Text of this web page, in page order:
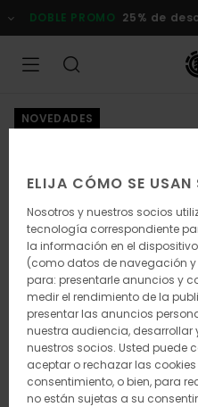
la
DOBLE PROMO 25% de
NOVEDADES
ELIJA CÓMO SE USAN
Nosotros y nuestros socios
tecnología correspondiente
la información en el
(como datos de navegación y
para: presentarle anuncios y
medir el rendimiento de la
presentar las anuncios
nuestra audiencia, desarrollar
nuestros socios. Usted puede
aceptar o rechazar las
consentimiento, o bien, para
no están sujetas a su